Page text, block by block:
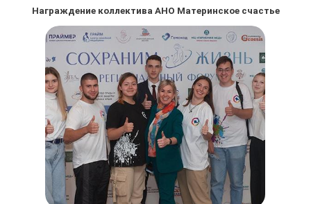
Награждение коллектива АНО Материнское счастье